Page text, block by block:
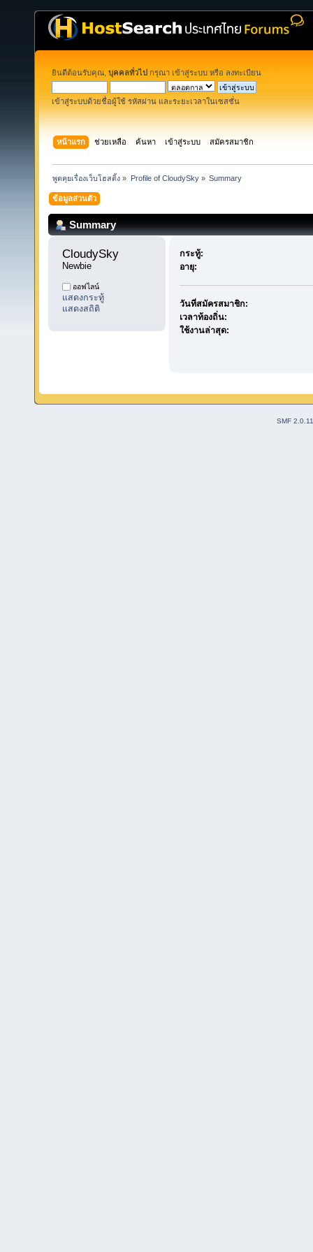
ยินดีต้อนรับคุณ, บุคคลทั่วไป กรุณา เข้าสู่ระบบ หรือ ลงทะเบียน
เข้าสู่ระบบด้วยชื่อผู้ใช้ รหัสผ่าน และระยะเวลาในเซสชั่น
หน้าแรก ช่วยเหลือ ค้นหา เข้าสู่ระบบ สมัครสมาชิก
พูดคุยเรื่องเว็บโฮสติ้ง » Profile of CloudySky» Summary
ข้อมูลส่วนตัว
Summary
CloudySky
Newbie
ออฟไลน์
แสดงกระทู้
แสดงสถิติ
กระทู้:
อายุ:
วันที่สมัครสมาชิก:
เวลาท้องถิ่น:
ใช้งานล่าสุด:
SMF 2.0.11